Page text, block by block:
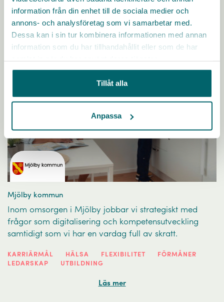
information från din enhet till de sociala medier och
annons- och analysföretag som vi samarbetar med.
Dessa kan i sin tur kombinera informationen med annan
information som du har tillhandahållit eller som de har
Tillåt alla
Anpassa
Läs mer
Mjölby kommun
Inom omsorgen i Mjölby jobbar vi strategiskt med
frågor som digitalisering och kompetensutveckling
samtidigt som vi har en vardag full av skratt.
KARRIÄRMÅL HÄLSA FLEXIBILITET
FÖRMÅNER
LEDARSKAP
UTBILDNING
Läs mer